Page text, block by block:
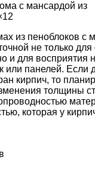
с мансардой из
из пеноблоков с
не только для
и для восприятия
или панелей. Если
кирпич, то
толщины
которая у